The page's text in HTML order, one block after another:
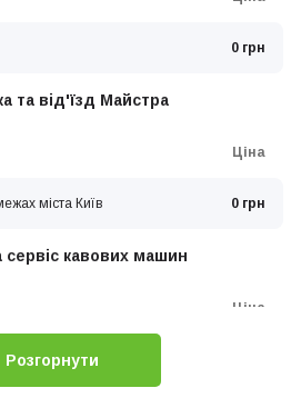
0 грн
та від'їзд Майстра
Ціна
міста Київ 0 грн
сервіс кавових машин
Ціна
кавомашини
Розгорнути